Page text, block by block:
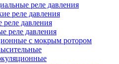
реле давления
реле давления
давления
реле давления
с мокрым ротором